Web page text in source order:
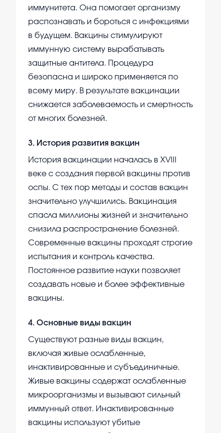
иммунитета. Она помогает организму
распознавать и бороться с инфекциями
в будущем. Вакцины стимулируют
иммунную систему вырабатывать
защитные антитела. Процедура
безопасна и широко применяется по
всему миру. В результате вакцинации
снижается заболеваемость и смертность
от многих болезней.
3. История развития вакцин
История вакцинации началась в XVIII
веке с создания первой вакцины против
оспы. С тех пор методы и состав вакцин
значительно улучшились. Вакцинация
спасла миллионы жизней и значительно
снизила распространение болезней.
Современные вакцины проходят строгие
испытания и контроль качества.
Постоянное развитие науки позволяет
создавать новые и более эффективные
вакцины.
4. Основные виды вакцин
Существуют разные виды вакцин,
включая живые ослабленные,
инактивированные и субъединичные.
Живые вакцины содержат ослабленные
микроорганизмы и вызывают сильный
иммунный ответ. Инактивированные
вакцины используют убитые